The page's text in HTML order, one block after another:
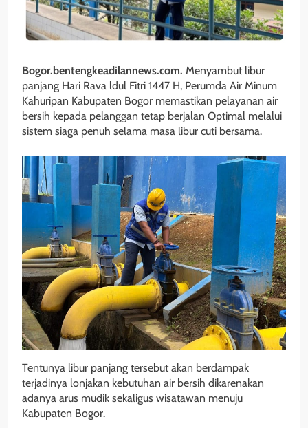
Bogor.bentengkeadilannews.com. Menyambut libur
panjang Hari Rava ldul Fitri 1447 H, Perumda Air Minum
Kahuripan Kabupaten Bogor memastikan pelayanan air
bersih kepada pelanggan tetap berjalan Optimal melalui
sistem siaga penuh selama masa libur cuti bersama.
Tentunya libur panjang tersebut akan berdampak
terjadinya lonjakan kebutuhan air bersih dikarenakan
adanya arus mudik sekaligus wisatawan menuju
Kabupaten Bogor.